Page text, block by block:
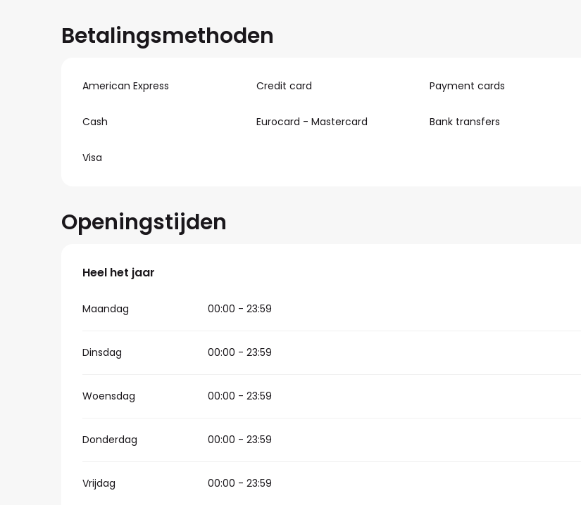
Betalingsmethoden
American Express Credit card Payment cards
Cash Eurocard - Mastercard Bank transfers
Visa
Openingstijden
Heel het jaar
Heel het jaar
Maandag 00:00 - 23:59
Dinsdag 00:00 - 23:59
Woensdag 00:00 - 23:59
Donderdag 00:00 - 23:59
Vrijdag 00:00 - 23:59